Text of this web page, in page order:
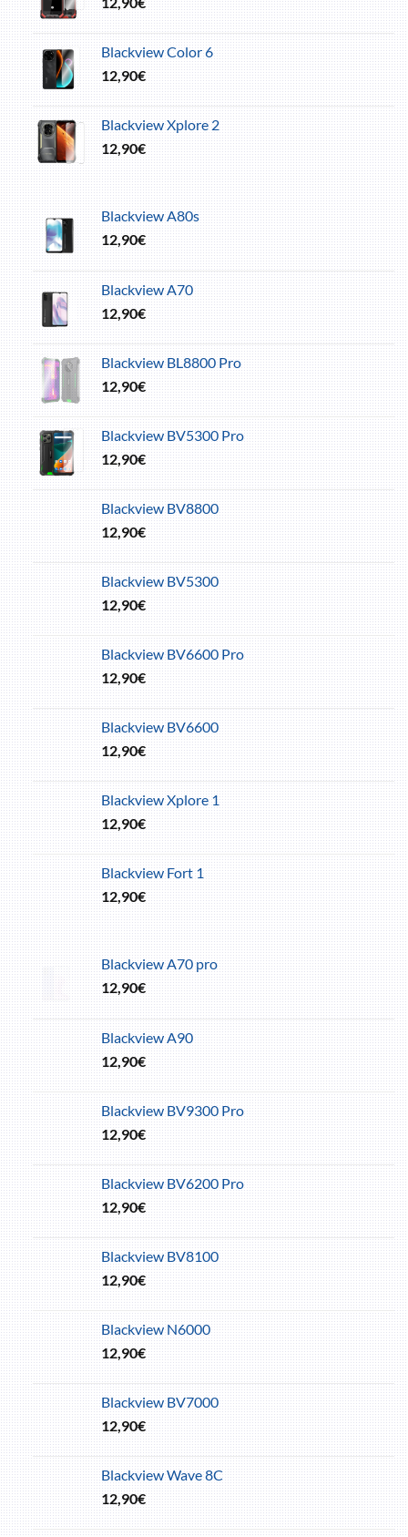
Blackview Color 6
12,90€
Blackview Xplore 2
12,90€
Blackview A80s
12,90€
Blackview A70
12,90€
Blackview BL8800 Pro
12,90€
Blackview BV5300 Pro
12,90€
Blackview BV8800
12,90€
Blackview BV5300
12,90€
Blackview BV6600 Pro
12,90€
Blackview BV6600
12,90€
Blackview Xplore 1
12,90€
Blackview Fort 1
12,90€
Blackview A70 pro
12,90€
Blackview A90
12,90€
Blackview BV9300 Pro
12,90€
Blackview BV6200 Pro
12,90€
Blackview BV8100
12,90€
Blackview N6000
12,90€
Blackview BV7000
12,90€
Blackview Wave 8C
12,90€